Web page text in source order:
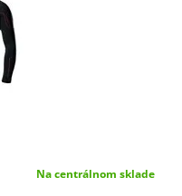
Na centrálnom sklade